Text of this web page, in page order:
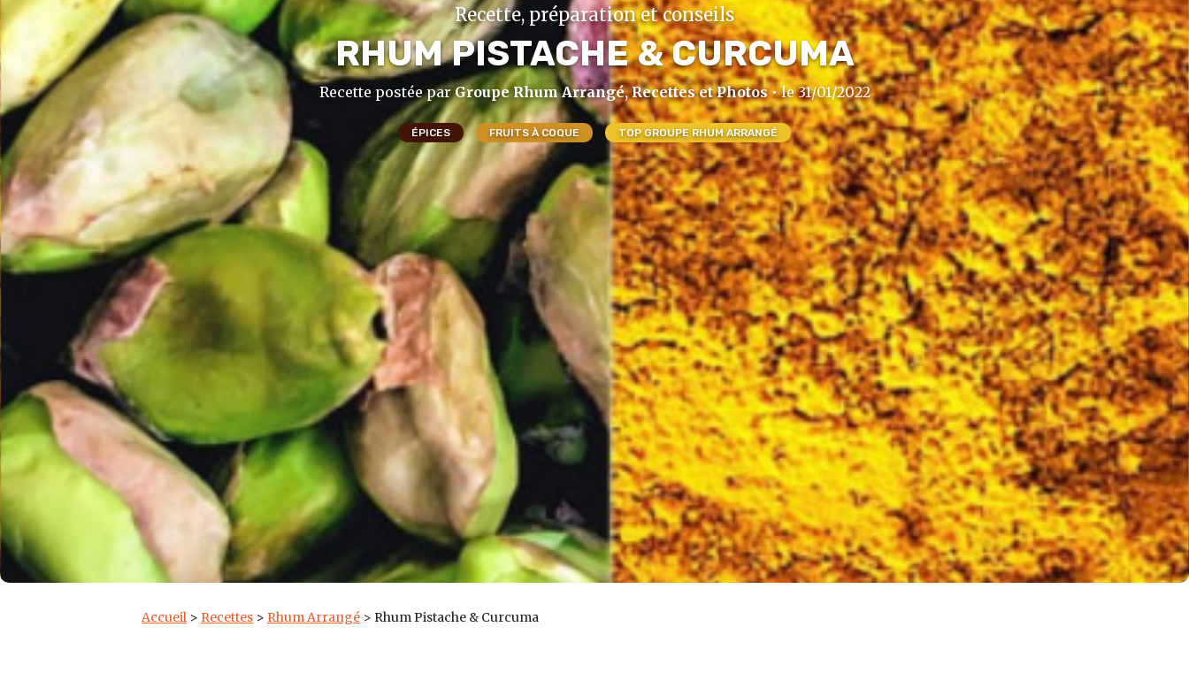
Recette, préparation et conseils
RHUM PISTACHE & CURCUMA
Recette postée parGroupe Rhum Arrangé, Recettes et Photos• le 31/01/2022
ÉPICES FRUITS À COQUE TOP GROUPE RHUM ARRANGÉ
Accueil > Recettes > Rhum Arrangé > Rhum Pistache & Curcuma